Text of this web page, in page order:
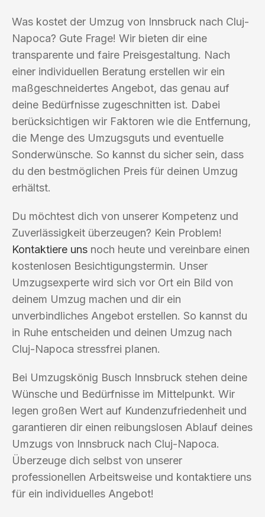
Was kostet der Umzug von Innsbruck nach Cluj-
Napoca? Gute Frage! Wir bieten dir eine
transparente und faire Preisgestaltung. Nach
einer individuellen Beratung erstellen wir ein
maßgeschneidertes Angebot, das genau auf
deine Bedürfnisse zugeschnitten ist. Dabei
berücksichtigen wir Faktoren wie die Entfernung,
die Menge des Umzugsguts und eventuelle
Sonderwünsche. So kannst du sicher sein, dass
du den bestmöglichen Preis für deinen Umzug
erhältst.
Du möchtest dich von unserer Kompetenz und
Zuverlässigkeit überzeugen? Kein Problem!
Kontaktiere uns noch heute und vereinbare einen
kostenlosen Besichtigungstermin. Unser
Umzugsexperte wird sich vor Ort ein Bild von
deinem Umzug machen und dir ein
unverbindliches Angebot erstellen. So kannst du
in Ruhe entscheiden und deinen Umzug nach
Cluj-Napoca stressfrei planen.
Bei Umzugskönig Busch Innsbruck stehen deine
Wünsche und Bedürfnisse im Mittelpunkt. Wir
legen großen Wert auf Kundenzufriedenheit und
garantieren dir einen reibungslosen Ablauf deines
Umzugs von Innsbruck nach Cluj-Napoca.
Überzeuge dich selbst von unserer
professionellen Arbeitsweise und kontaktiere uns
für ein individuelles Angebot!